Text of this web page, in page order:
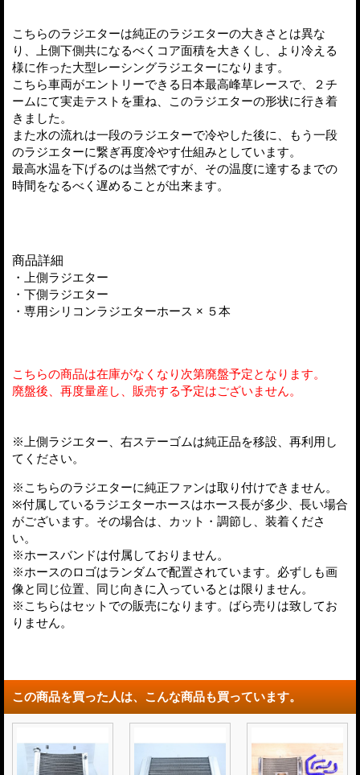
こちらのラジエターは純正のラジエターの大きさとは異な
り、上側下側共になるべくコア面積を大きくし、より冷える
様に作った大型レーシングラジエターになります。
こちら車両がエントリーできる日本最高峰草レースで、２チ
ームにて実走テストを重ね、このラジエターの形状に行き着
きました。
また水の流れは一段のラジエターで冷やした後に、もう一段
のラジエターに繋ぎ再度冷やす仕組みとしています。
最高水温を下げるのは当然ですが、その温度に達するまでの
時間をなるべく遅めることが出来ます。
商品詳細
・上側ラジエター
・下側ラジエター
・専用シリコンラジエターホース × ５本
こちらの商品は在庫がなくなり次第廃盤予定となります。
廃盤後、再度量産し、販売する予定はございません。
※上側ラジエター、右ステーゴムは純正品を移設、再利用し
てください。
※こちらのラジエターに純正ファンは取り付けできません。
※付属しているラジエターホースはホース長が多少、長い場合
がございます。その場合は、カット・調節し、装着くださ
い。
※ホースバンドは付属しておりません。
※ホースのロゴはランダムで配置されています。必ずしも画
像と同じ位置、同じ向きに入っているとは限りません。
※こちらはセットでの販売になります。ばら売りは致してお
りません。
この商品を買った人は、こんな商品も買っています。